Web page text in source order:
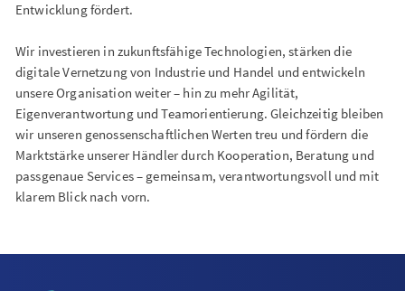
Entwicklung fördert.
Wir investieren in zukunftsfähige Technologien, stärken die
digitale Vernetzung von Industrie und Handel und entwickeln
unsere Organisation weiter – hin zu mehr Agilität,
Eigenverantwortung und Teamorientierung. Gleichzeitig bleiben
wir unseren genossenschaftlichen Werten treu und fördern die
Marktstärke unserer Händler durch Kooperation, Beratung und
passgenaue Services – gemeinsam, verantwortungsvoll und mit
klarem Blick nach vorn.